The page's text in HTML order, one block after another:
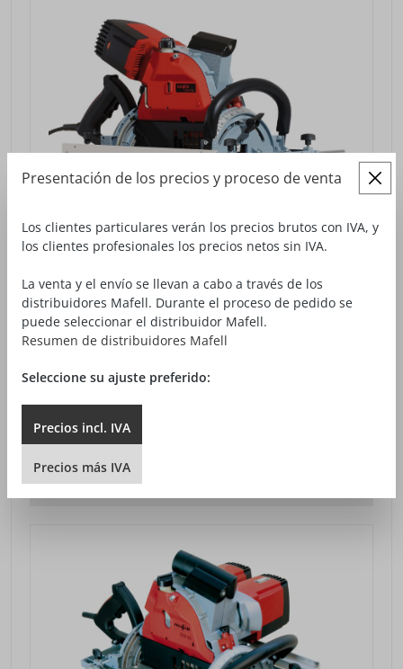
desde5.289,00 €*
Precios sin IVA más gastos de envío
VISTA DETALLADA
Presentación de los precios y proceso de venta
Los clientes particulares verán los precios brutos con IVA, y
los clientes profesionales los precios netos sin IVA.
La venta y el envío se llevan a cabo a través de los
distribuidores Mafell. Durante el proceso de pedido se
puede seleccionar el distribuidor Mafell.
Resumen de distribuidores Mafell
Seleccione su ajuste preferido:
Precios incl. IVA
Precios más IVA